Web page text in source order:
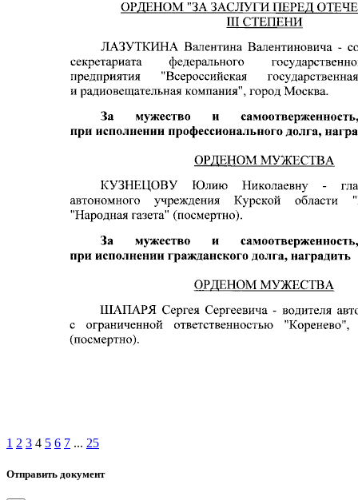
1 2 3 4 5 6 7 ... 25
Отправить документ